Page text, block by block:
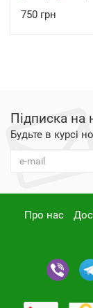
750 грн
Підписка на
Будьте в курсі
Про нас